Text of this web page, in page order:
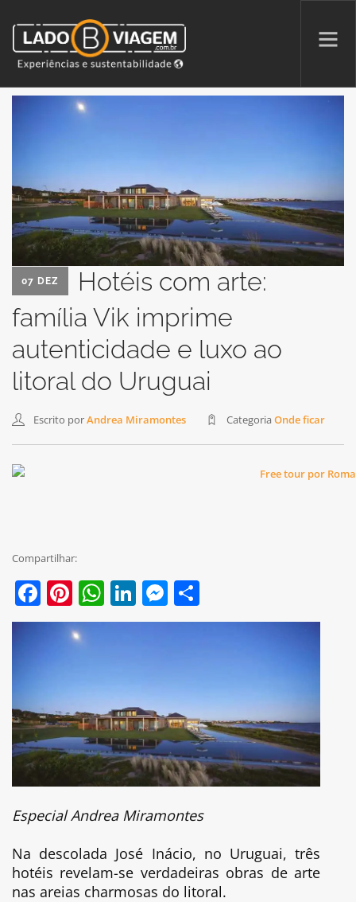
NA MÍDIA
PATAS AO ALTO
SEARCH SITE
07 DEZ
Hotéis com arte:
família Vik imprime
autenticidade e luxo ao
litoral do Uruguai
Escrito porAndrea Miramontes Categoria Onde ficar
Compartilhar:
Facebook
Pinterest
WhatsApp
LinkedIn
Messenger
Especial Andrea Miramontes
Na descolada José Inácio, no Uruguai, três
hotéis revelam-se verdadeiras obras de arte
nas areias charmosas do litoral.